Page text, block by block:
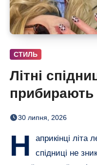
СТИЛЬ
Літні
прибирають
додають
30 липня, 2026
Н
априкінці літа
спідниці не